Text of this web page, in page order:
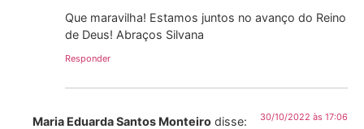
Que maravilha! Estamos juntos no avanço do Reino
de Deus! Abraços Silvana
Responder
Maria Eduarda Santos Monteiro disse: 30/10/2022 às 17:06